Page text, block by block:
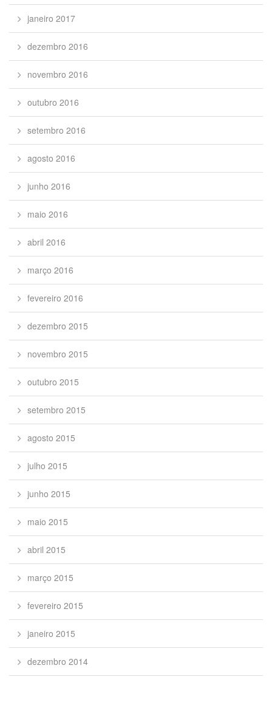
janeiro 2017
dezembro 2016
novembro 2016
outubro 2016
setembro 2016
agosto 2016
junho 2016
maio 2016
abril 2016
março 2016
fevereiro 2016
dezembro 2015
novembro 2015
outubro 2015
setembro 2015
agosto 2015
julho 2015
junho 2015
maio 2015
abril 2015
março 2015
fevereiro 2015
janeiro 2015
dezembro 2014